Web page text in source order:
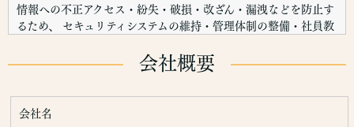
情報への不正アクセス・紛失・破損・改ざん・漏洩などを防止す
るため、 セキュリティシステムの維持・管理体制の整備・社員教
お客さまからお預かりした個人情報は、当社からのご連絡や業務
会社概要
会社名